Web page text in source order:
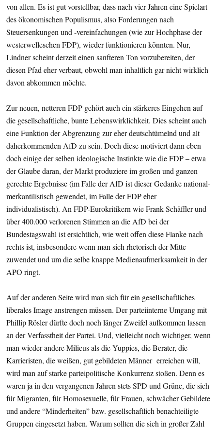
von allen. Es ist gut vorstellbar, dass nach vier Jahren eine Spielart
des ökonomischen Populismus, also Forderungen nach
Steuersenkungen und -vereinfachungen (wie zur Hochphase der
westerwelleschen FDP), wieder funktionieren könnten. Nur,
Lindner scheint derzeit einen sanfteren Ton vorzubereiten, der
diesen Pfad eher verbaut, obwohl man inhaltlich gar nicht wirklich
davon abkommen möchte.
Zur neuen, netteren FDP gehört auch ein stärkeres Eingehen auf
die gesellschaftliche, bunte Lebenswirklichkeit. Dies scheint auch
eine Funktion der Abgrenzung zur eher deutschtümelnd und alt
daherkommenden AfD zu sein. Doch diese motiviert dann eben
doch einige der selben ideologische Instinkte wie die FDP – etwa
der Glaube daran, der Markt produziere im großen und ganzen
gerechte Ergebnisse (im Falle der AfD ist dieser Gedanke national-
merkantilistisch gewendet, im Falle der FDP eher
individualistisch). An FDP-Eurokritikern wie Frank Schäffler und
über 400.000 verlorenen Stimmen an die AfD bei der
Bundestagswahl ist ersichtlich, wie weit offen diese Flanke nach
rechts ist, insbesondere wenn man sich rhetorisch der Mitte
zuwendet und um die selbe knappe Medienaufmerksamkeit in der
APO ringt.
Auf der anderen Seite wird man sich für ein gesellschaftliches
liberales Image anstrengen müssen. Der parteiinterne Umgang mit
Phillip Rösler dürfte doch noch länger Zweifel aufkommen lassen
an der Verfasstheit der Partei. Und, vielleicht noch wichtiger, wenn
man wieder andere Milieus als die Yuppies, die Berater, die
Karrieristen, die weißen, gut gebildeten Männer erreichen will,
wird man auf starke parteipolitische Konkurrenz stoßen. Denn es
waren ja in den vergangenen Jahren stets SPD und Grüne, die sich
für Migranten, für Homosexuelle, für Frauen, schwächer Gebildete
und andere “Minderheiten” bzw. gesellschaftlich benachteiligte
Gruppen eingesetzt haben. Warum sollten die sich in großer Zahl